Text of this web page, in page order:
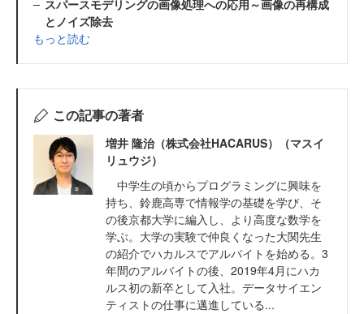
スパースモデリングの画像処理への応用～画像の再構成
とノイズ除去
もっと読む
この記事の著者
増井 隆治（株式会社HACARUS）（マスイ
リュウジ）
中学生の頃からプログラミングに興味を
持ち、鈴鹿高専で情報学の基礎を学び、そ
の後京都大学に編入し、より高度な数学を
学ぶ。大学の実験で仲良くなった大関先生
の紹介でハカルスでアルバイトを始める。3
年間のアルバイトの後、2019年4月にハカ
ルス初の新卒として入社。データサイエン
ティストの仕事に邁進している...